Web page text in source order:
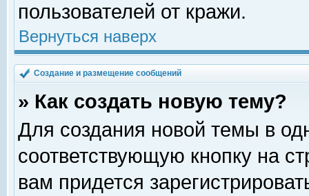
пользователей от кражи.
Вернуться наверх
Создание и размещение сообщений
» Как создать новую тему?
Для создания новой темы в
соответствующую кнопку на
вам придется